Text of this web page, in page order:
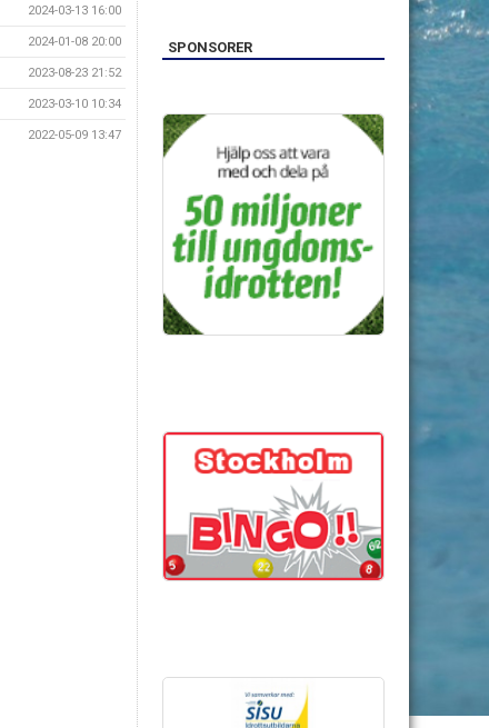
2024-03-13 16:00
2024-01-08 20:00
2023-08-23 21:52
2023-03-10 10:34
2022-05-09 13:47
SPONSORER